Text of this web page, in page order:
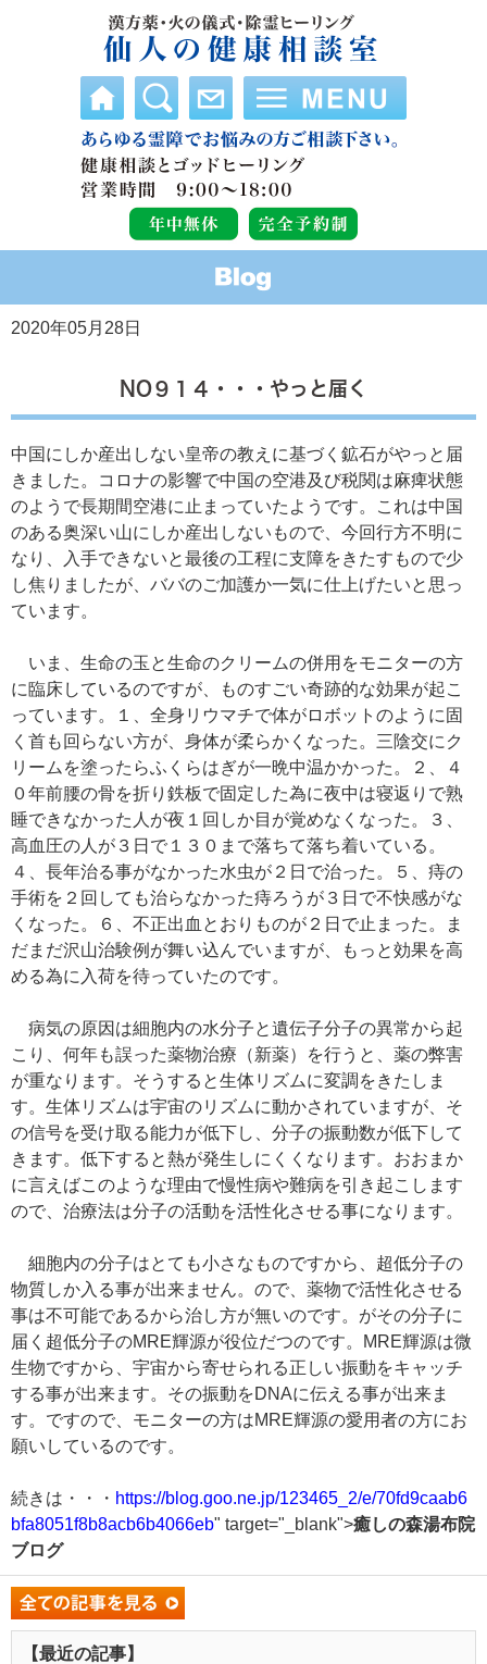
2020年05月28日
NO９１４・・・やっと届く
中国にしか産出しない皇帝の教えに基づく鉱石がやっと届
きました。コロナの影響で中国の空港及び税関は麻痺状態
のようで長期間空港に止まっていたようです。これは中国
のある奥深い山にしか産出しないもので、今回行方不明に
なり、入手できないと最後の工程に支障をきたすもので少
し焦りましたが、ババのご加護か一気に仕上げたいと思っ
ています。
いま、生命の玉と生命のクリームの併用をモニターの方
に臨床しているのですが、ものすごい奇跡的な効果が起こ
っています。１、全身リウマチで体がロボットのように固
く首も回らない方が、身体が柔らかくなった。三陰交にク
リームを塗ったらふくらはぎが一晩中温かかった。２、４
０年前腰の骨を折り鉄板で固定した為に夜中は寝返りで熟
睡できなかった人が夜１回しか目が覚めなくなった。３、
高血圧の人が３日で１３０まで落ちて落ち着いている。
４、長年治る事がなかった水虫が２日で治った。５、痔の
手術を２回しても治らなかった痔ろうが３日で不快感がな
くなった。６、不正出血とおりものが２日で止まった。ま
だまだ沢山治験例が舞い込んでいますが、もっと効果を高
める為に入荷を待っていたのです。
病気の原因は細胞内の水分子と遺伝子分子の異常から起
こり、何年も誤った薬物治療（新薬）を行うと、薬の弊害
が重なります。そうすると生体リズムに変調をきたしま
す。生体リズムは宇宙のリズムに動かされていますが、そ
の信号を受け取る能力が低下し、分子の振動数が低下して
きます。低下すると熱が発生しにくくなります。おおまか
に言えばこのような理由で慢性病や難病を引き起こします
ので、治療法は分子の活動を活性化させる事になります。
細胞内の分子はとても小さなものですから、超低分子の
物質しか入る事が出来ません。ので、薬物で活性化させる
事は不可能であるから治し方が無いのです。がその分子に
届く超低分子のMRE輝源が役位だつのです。MRE輝源は微
生物ですから、宇宙から寄せられる正しい振動をキャッチ
する事が出来ます。その振動をDNAに伝える事が出来ま
す。ですので、モニターの方はMRE輝源の愛用者の方にお
願いしているのです。
続きは・・・ https://blog.goo.ne.jp/123465_2/e/70fd9caab6
bfa8051f8b8acb6b4066eb" target="_blank">癒しの森湯布院
ブログ
【最近の記事】